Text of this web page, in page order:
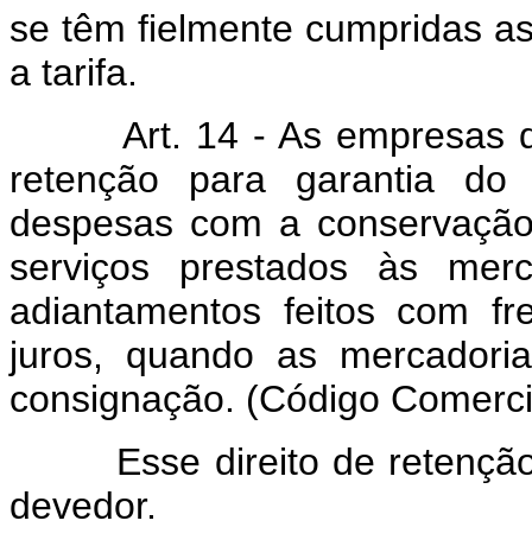
se têm fielmente cumpridas
a tarifa.
Art. 14 - As empresas de
retenção para garantia do
despesas com a
serviços prestados às
adiantamentos feitos com
juros, quando as
consignação. (Código
Esse direito de retenção
devedor.